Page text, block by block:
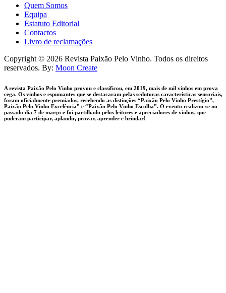
Quem Somos
Equipa
Estatuto Editorial
Contactos
Livro de reclamações
facebook-
1
instagram
Copyright © 2026 Revista Paixāo Pelo Vinho. Todos os direitos
reservados. By: Moon Create
A revista Paixão Pelo Vinho provou e classificou, em 2019, mais de mil vinhos em prova
cega. Os vinhos e espumantes que se destacaram pelas sedutoras características sensoriais,
foram oficialmente premiados, recebendo as distinções “Paixão Pelo Vinho Prestígio”,
Paixão Pelo Vinho Excelência” e “Paixão Pelo Vinho Escolha”. O evento realizou-se no
passado dia 7 de março e foi partilhado pelos leitores e apreciadores de vinhos, que
puderam participar, aplaudir, provar, aprender e brindar!